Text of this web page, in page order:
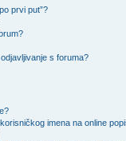
prvi put”?
s foruma?
imena na online